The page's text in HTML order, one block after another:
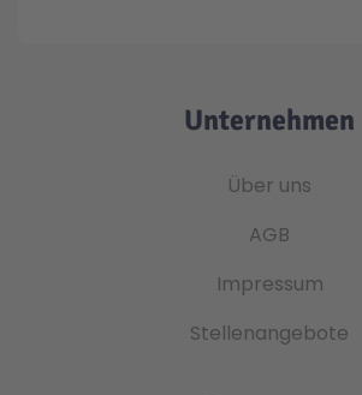
Unternehmen
Über uns
AGB
Impressum
Stellenangebote